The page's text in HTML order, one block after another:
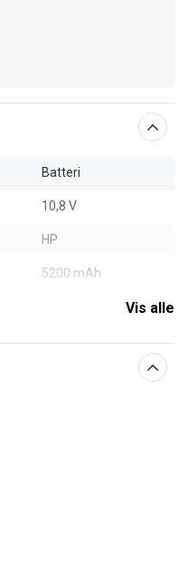
Batteri
10,8 V
HP
5200 mAh
Vis alle